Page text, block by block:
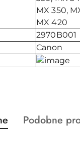
MX 350,
MX 420
2970B001
Canon
produktów
Produkty
Podobne